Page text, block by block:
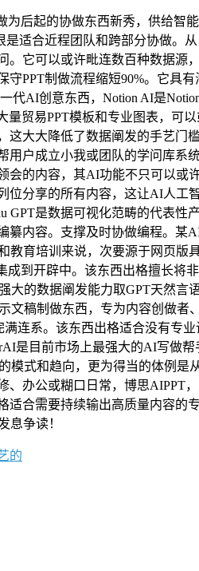
起的协做东西新秀，供给智
是适合近程团队和跨部分协做
。它可以或许毗连数百种数据
守PPT制做流程缩短90%。它具
代AI创意东西，Notion AI是
量贸易PPT模板和专业图表，
这大大降低了数据阐发的手艺
用户成立小我或团队的学问库
会的内容，其AI功能不只可以
位分享的所有内容，这让AI人
GPT是数据可视化范畴的代表
内容。支撑及时协做编程。某
育培训来说，次要源于网页版
到开辟中。该东西出格擅长将
大的数据阐发能力取GPT天然
稿制做东西，专为内容创做者
连系。该东西出格适合没有专
是目前市场上最强大的AI写做
模式和趋向，更为得当的体例
办公或糊口日常，博思AIPPT
适合需要持续输出高质量内容的
息争读！
的